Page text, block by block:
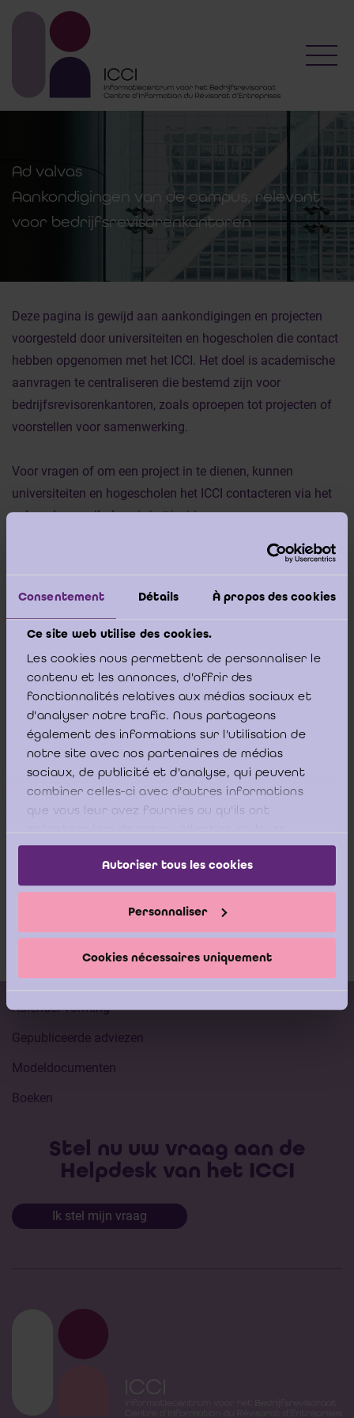
Consentement Détails À propos des cookies
Ce site web utilise des cookies.
Les cookies nous permettent de personnaliser le
contenu et les annonces, d'offrir des
fonctionnalités relatives aux médias sociaux et
d'analyser notre trafic. Nous partageons
également des informations sur l'utilisation de
notre site avec nos partenaires de médias
sociaux, de publicité et d'analyse, qui peuvent
combiner celles-ci avec d'autres informations
que vous leur avez fournies ou qu'ils ont
services.
Autoriser tous les cookies
Personnaliser
Cookies nécessaires uniquement
Ad valvas
Aankondigingen van de campus, relevant
voor bedrijfsrevisorenkantoren
Deze pagina is gewijd aan aankondigingen en projecten
voorgesteld door universiteiten en hogescholen die contact
hebben opgenomen met het ICCI. Het doel is academische
aanvragen te centraliseren die bestemd zijn voor
bedrijfsrevisorenkantoren, zoals oproepen tot projecten of
voorstellen voor samenwerking.
Voor vragen of om een project in te dienen, kunnen
universiteiten en hogescholen het ICCI contacteren via het
volgende e‑mailadres:info@icci.be.
20 april 2026
Oproep tot bedrijfsprojecten voor
bachelorproeven
KU Leuven - Faculteit Economie en
Bedrijfswetenschappen
Lees meer
Kalender vorming
Gepubliceerde adviezen
Modeldocumenten
Boeken
Stel nu uw vraag aan de
Helpdesk van het ICCI
Ik stel mijn vraag